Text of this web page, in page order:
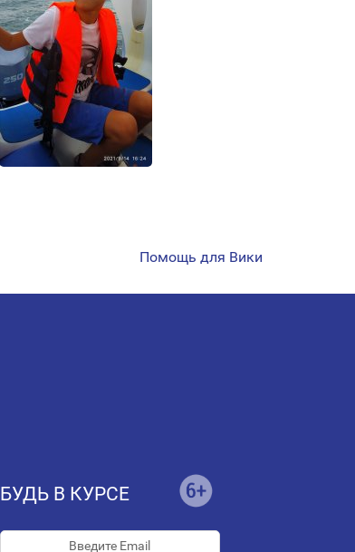
Помощь для Вики
БУДЬ В КУРСЕ